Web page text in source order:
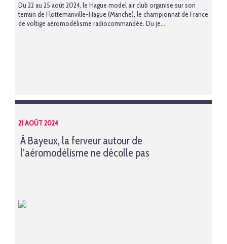
Du 22 au 25 août 2024, le Hague model air club organise sur son
terrain de Flottemanville-Hague (Manche), le championnat de France
de voltige aéromodélisme radiocommandée. Du je...
21 AOÛT 2024
À Bayeux, la ferveur autour de
l’aéromodélisme ne décolle pas